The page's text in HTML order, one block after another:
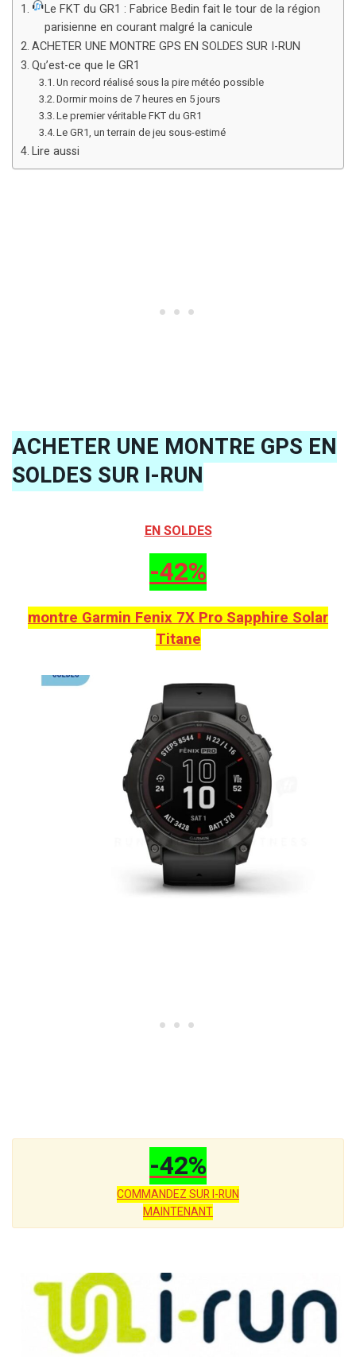
Le FKT du GR1 : Fabrice Bedin fait le tour de la région
parisienne en courant malgré la canicule
ACHETER UNE MONTRE GPS EN SOLDES SUR I-RUN
Qu’est-ce que le GR1
Un record réalisé sous la pire météo possible
Dormir moins de 7 heures en 5 jours
Le premier véritable FKT du GR1
Le GR1, un terrain de jeu sous-estimé
Lire aussi
ACHETER UNE MONTRE GPS EN
SOLDES SUR I-RUN
EN SOLDES
-42%
montre Garmin Fenix 7X Pro Sapphire Solar
Titane
-42%
COMMANDEZ SUR I-RUN
MAINTENANT